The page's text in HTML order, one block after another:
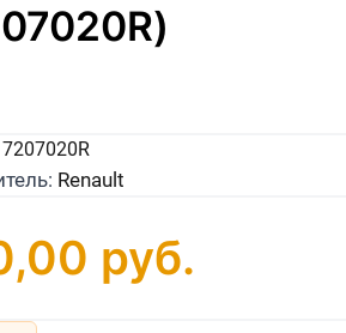
Renault
руб.